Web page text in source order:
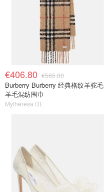
€406.80 €565.00
Burberry Burberry 经典格纹羊驼毛
羊毛混纺围巾
Mytheresa DE